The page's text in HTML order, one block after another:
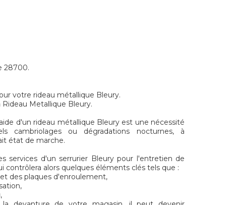
28700.
votre rideau métallique Bleury.
Metallique Bleury.
d'un rideau métallique Bleury est une nécessité
cambriolages ou dégradations nocturnes, à
état de marche.
services d'un serrurier Bleury pour l'entretien de
contrôlera alors quelques éléments clés tels que :
des plaques d'enroulement,